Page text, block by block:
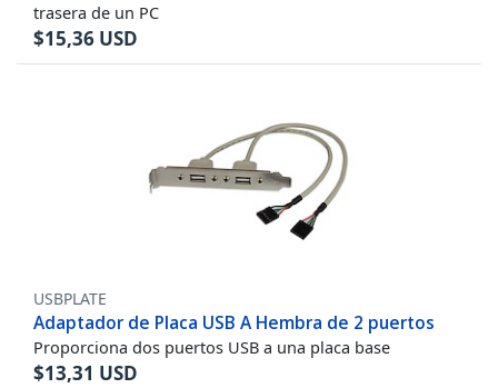
trasera de un PC
$15,36 USD
USBPLATE
Adaptador de Placa USB A Hembra de 2 puertos
Proporciona dos puertos USB a una placa base
$13,31 USD